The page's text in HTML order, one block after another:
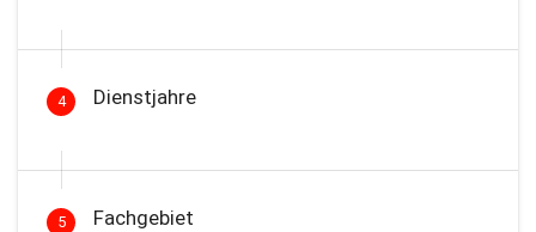
4 Dienstjahre
5 Fachgebiet